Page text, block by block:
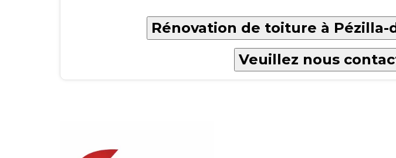
Rénovation de toiture à Pézilla-
Veuillez nous